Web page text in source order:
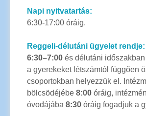
Napi nyitvatartás:
6:30-17:00 óráig.
Reggeli-délutáni ügyelet rendje:
6:30–7:00 és délutáni időszakban
a gyerekeket létszámtól függően
csoportokban helyezzük el.
bölcsödéjébe 8:00 óráig,
óvodájába 8:30 óráig fogadjuk a